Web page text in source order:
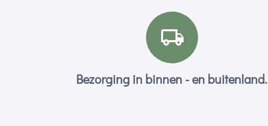
Bezorging in binnen - en buitenland.